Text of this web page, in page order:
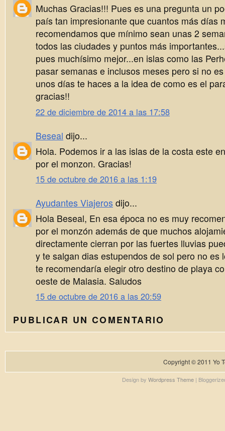
Muchas Gracias!!! Pues es una pregunta un
país tan impresionante que cuantos más días
recomendamos que mínimo sean unas 2
todos las ciudades y puntos más
pues muchísimo mejor...en islas como las
pasar semanas e inclusos meses pero si no
unos días te haces a la idea de como es el
gracias!!
22 de diciembre de 2014 a las 17:58
Beseal dijo...
Hola. Podemos ir a las islas de la costa este
por el monzon. Gracias!
15 de octubre de 2016 a las 1:19
Ayudantes Viajeros dijo...
Hola Beseal, En esa época no es muy
por el monzón además de que muchos
directamente cierran por las fuertes lluvias
y te salgan dias estupendos de sol pero no es
te recomendaría elegir otro destino de playa
oeste de Malasia. Saludos
15 de octubre de 2016 a las 20:59
PUBLICAR UN COMENTARIO
Copyright © 2011 Yo
Design by Wordpress Theme|